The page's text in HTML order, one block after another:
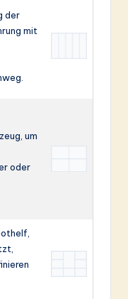
der
mit
um
oder